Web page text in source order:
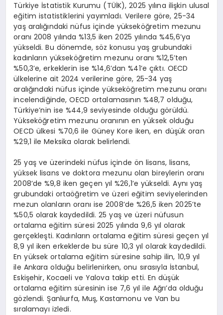
Türkiye İstatistik Kurumu (TÜİK), 2025 yılına ilişkin ulusal
eğitim istatistiklerini yayımladı. Verilere göre, 25-34
yaş aralığındaki nüfus içinde yükseköğretim mezunu
oranı 2008 yılında %13,5 iken 2025 yılında %45,6’ya
yükseldi. Bu dönemde, söz konusu yaş grubundaki
kadınların yükseköğretim mezunu oranı %12,5’ten
%50,3’e, erkeklerin ise %14,6’dan %41’e çıktı. OECD
ülkelerine ait 2024 verilerine göre, 25-34 yaş
aralığındaki nüfus içinde yükseköğretim mezunu oranı
incelendiğinde, OECD ortalamasının %48,7 olduğu,
Türkiye’nin ise %44,9 seviyesinde olduğu görüldü.
Yükseköğretim mezunu oranının en yüksek olduğu
OECD ülkesi %70,6 ile Güney Kore iken, en düşük oran
%29,1 ile Meksika olarak belirlendi.
25 yaş ve üzerindeki nüfus içinde ön lisans, lisans,
yüksek lisans ve doktora mezunu olan bireylerin oranı
2008’de %9,8 iken geçen yıl %26,1’e yükseldi. Aynı yaş
grubundaki ortaöğretim ve üzeri eğitim seviyelerinden
mezun olanların oranı ise 2008’de %26,5 iken 2025’te
%50,5 olarak kaydedildi. 25 yaş ve üzeri nüfusun
ortalama eğitim süresi 2025 yılında 9,6 yıl olarak
gerçekleşti. Kadınların ortalama eğitim süresi geçen yıl
8,9 yıl iken erkeklerde bu süre 10,3 yıl olarak kaydedildi.
En yüksek ortalama eğitim süresine sahip ilin, 10,9 yıl
ile Ankara olduğu belirlenirken, onu sırasıyla İstanbul,
Eskişehir, Kocaeli ve Yalova takip etti. En düşük
ortalama eğitim süresinin ise 7,6 yıl ile Ağrı’da olduğu
gözlendi. Şanlıurfa, Muş, Kastamonu ve Van bu
sıralamayı izledi.